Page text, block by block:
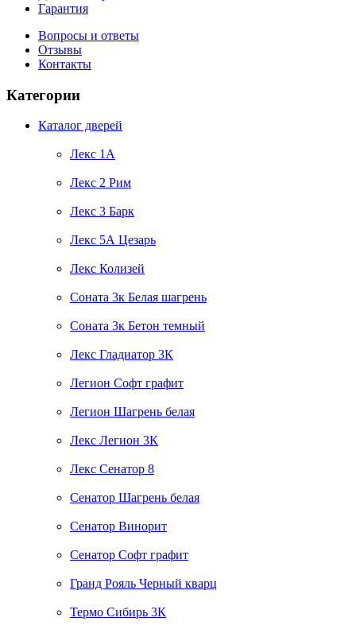
Гарантия
Вопросы и ответы
Отзывы
Контакты
Категории
Каталог дверей
Лекс 1А
Лекс 2 Рим
Лекс 3 Барк
Лекс 5А Цезарь
Лекс Колизей
Соната 3к Белая шагрень
Соната 3к Бетон темный
Лекс Гладиатор 3К
Легион Софт графит
Легион Шагрень белая
Лекс Легион 3К
Лекс Сенатор 8
Сенатор Шагрень белая
Сенатор Винорит
Сенатор Софт графит
Гранд Рояль Черный кварц
Термо Сибирь 3К